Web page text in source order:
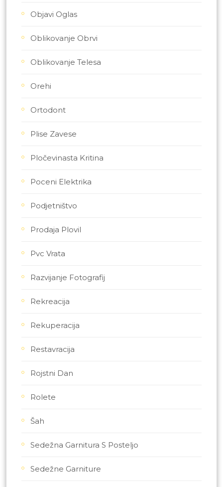
Objavi Oglas
Oblikovanje Obrvi
Oblikovanje Telesa
Orehi
Ortodont
Plise Zavese
Pločevinasta Kritina
Poceni Elektrika
Podjetništvo
Prodaja Plovil
Pvc Vrata
Razvijanje Fotografij
Rekreacija
Rekuperacija
Restavracija
Rojstni Dan
Rolete
Šah
Sedežna Garnitura S Posteljo
Sedežne Garniture